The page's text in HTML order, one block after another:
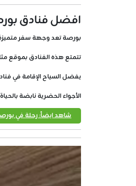
افضل فنادق
بورصة تعد وجهة سفر
تتمتع هذه الفنادق بموقع
يفضل السياح الإقامة في فنادق بورصة تركيا 5 نجوم ، حيث
الأجواء الحضرية نابضة
شاهد ايضاً: رحلة في